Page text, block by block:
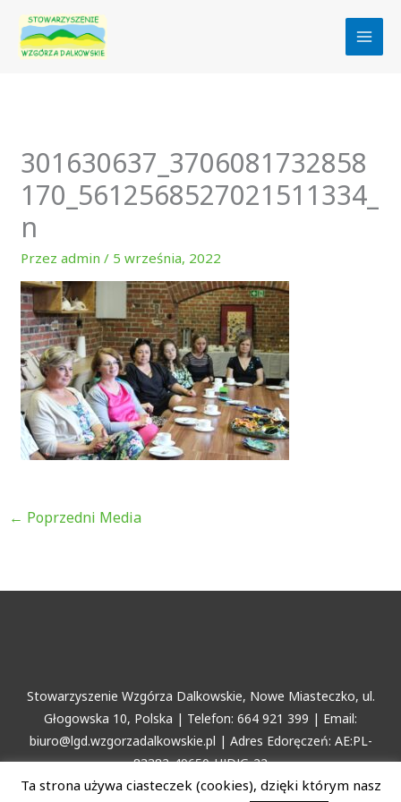
Przejdź
treści
301630637_3706081732858
170_5612568527021511334_
n
Przezadmin/ 5 września, 2022
← Poprzedni Media
Stowarzyszenie Wzgórza Dalkowskie, Nowe Miasteczko, ul.
Głogowska 10, Polska | Telefon: 664 921 399 | Email:
biuro@lgd.wzgorzadalkowskie.pl | Adres Edoręczeń: AE:PL-
83382-49650-HJDJG-22
Ta strona używa ciasteczek (cookies), dzięki którym nasz